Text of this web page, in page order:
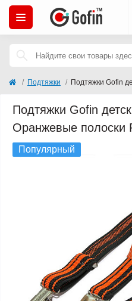
Подтяжки Подтяжки Gofin
Подтяжки Gofin
Оранжевые полоски
Популярный